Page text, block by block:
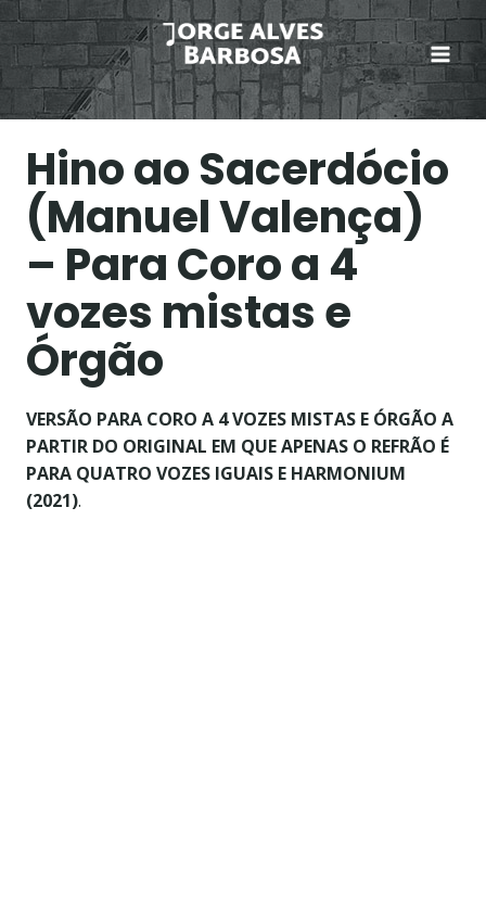
Skip
to
content
Hino ao Sacerdócio
(Manuel Valença)
– Para Coro a 4
vozes mistas e
Órgão
VERSÃO PARA CORO A 4 VOZES MISTAS E ÓRGÃO A
PARTIR DO ORIGINAL EM QUE APENAS O REFRÃO É
PARA QUATRO VOZES IGUAIS E HARMONIUM
(2021).